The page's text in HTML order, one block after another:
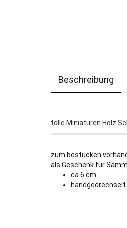
Beschreibung
tolle Miniaturen Holz
zum bestücken
als Geschenk für
ca 6 cm